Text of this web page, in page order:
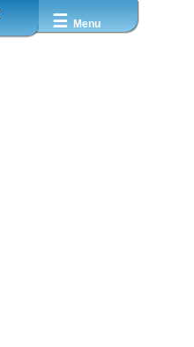
☰ Menu